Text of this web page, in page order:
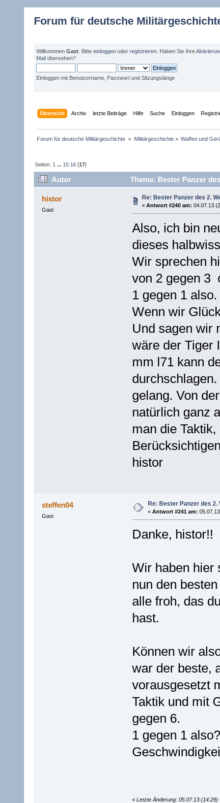
Forum für deutsche
Willkommen Gast . Bitte einloggen oder registrieren . Haben Sie Ihre
Mail übersehen?
Einloggen mit Benutzername, Passwort und Sitzungslänge
Übersicht Archiv letzte Beiträge Hilfe Suche Einloggen
Forum für deutsche Militärgeschichte » Militärgeschichte» Waffen und
Seiten: 1 ... 15 16 [17]
Autor Thema: Bester Panzer
histor
Gast
Re: Bester Panzer des 2.
« Antwort #240 am: 04.07.13
Also, ich bin
dieses
Wir sprechen
von 2 gegen 3
1 gegen 1 also.
Wenn wir
Und sagen wir
wäre der Tiger
mm l71 kann
gelang. Von
natürlich ganz
man die
histor
steffen04
Gast
Re: Bester Panzer des 2.
« Antwort #241 am:
Danke, histor!!
Wir haben hier
nun den
alle froh, das
hast.
Können wir
war der beste,
vorausgesetzt
Taktik und mit
gegen 6.
1 gegen 1
« Letzte Änderung: 05.07.13 (14:29)